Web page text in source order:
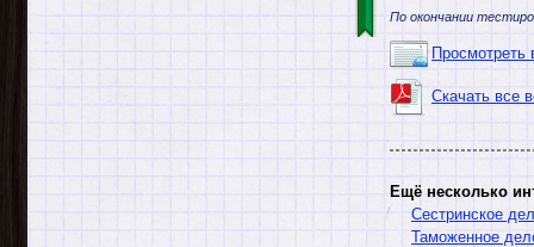
По окончании
Просмотреть
Скачать все
Ещё несколько
Сестринское
Таможенное